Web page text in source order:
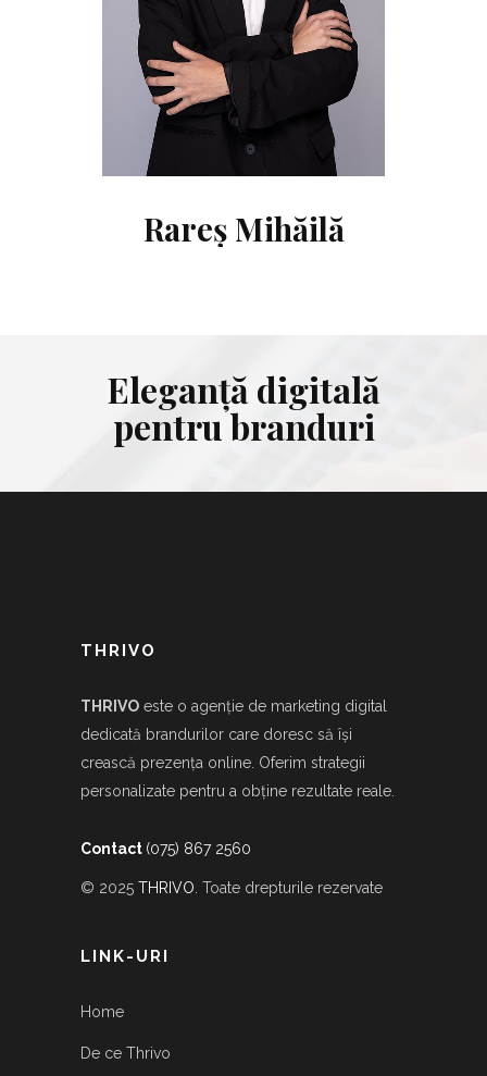
Rareș Mihăilă
Eleganță digitală
pentru branduri
THRIVO
THRIVO este o agenție de marketing digital
dedicată brandurilor care doresc să își
crească prezența online. Oferim strategii
personalizate pentru a obține rezultate reale.
Contact (075) 867 2560
© 2025 THRIVO . Toate drepturile rezervate
LINK-URI
Home
De ce Thrivo